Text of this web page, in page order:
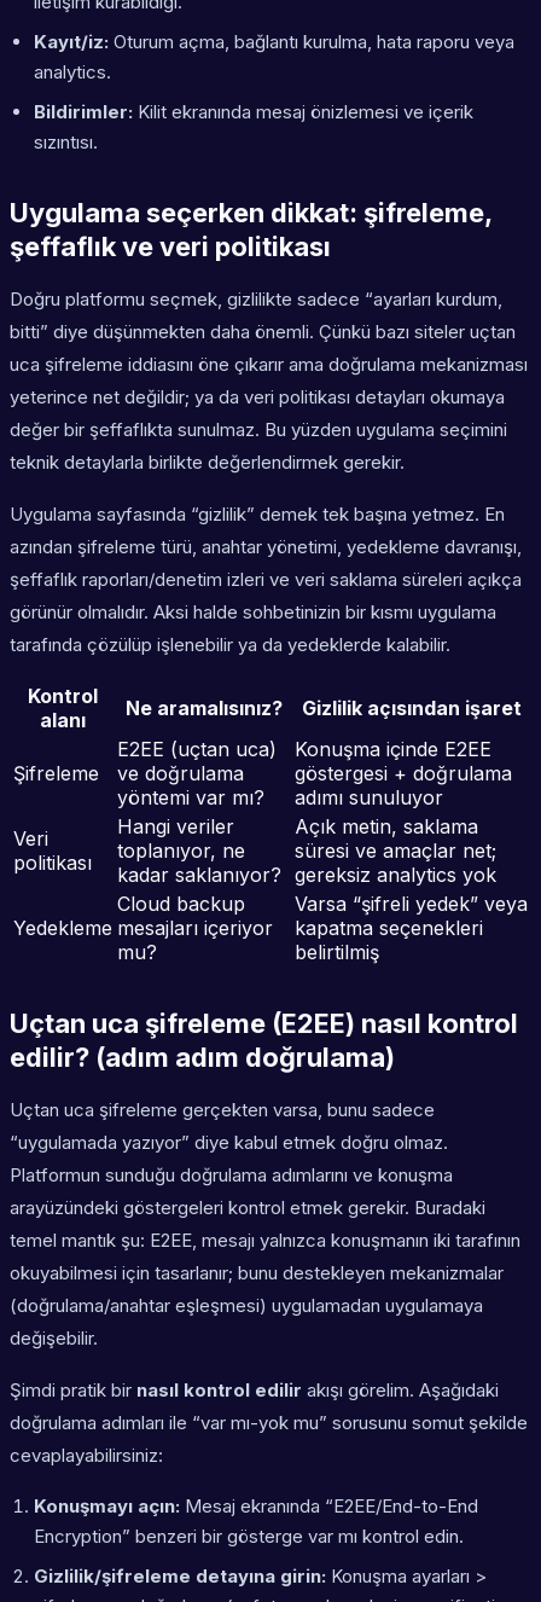
Kayıt/iz: Oturum açma, bağlantı kurulma, hata raporu veya
analytics.
Bildirimler: Kilit ekranında mesaj önizlemesi ve içerik
sızıntısı.
Uygulama seçerken dikkat: şifreleme,
şeffaflık ve veri politikası
Doğru platformu seçmek, gizlilikte sadece “ayarları kurdum,
bitti” diye düşünmekten daha önemli. Çünkü bazı siteler uçtan
uca şifreleme iddiasını öne çıkarır ama doğrulama mekanizması
yeterince net değildir; ya da veri politikası detayları okumaya
değer bir şeffaflıkta sunulmaz. Bu yüzden uygulama seçimini
teknik detaylarla birlikte değerlendirmek gerekir.
Uygulama sayfasında “gizlilik” demek tek başına yetmez. En
azından şifreleme türü, anahtar yönetimi, yedekleme davranışı,
şeffaflık raporları/denetim izleri ve veri saklama süreleri açıkça
görünür olmalıdır. Aksi halde sohbetinizin bir kısmı uygulama
tarafında çözülüp işlenebilir ya da yedeklerde kalabilir.
Kontrol
alanı
Ne aramalısınız? Gizlilik açısından işaret
Şifreleme
E2EE (uçtan uca)
ve doğrulama
yöntemi var mı?
Konuşma içinde E2EE
göstergesi + doğrulama
adımı sunuluyor
Veri
politikası
Hangi veriler
toplanıyor, ne
kadar saklanıyor?
Açık metin, saklama
süresi ve amaçlar net;
gereksiz analytics yok
Yedekleme
Cloud backup
mesajları içeriyor
mu?
Varsa “şifreli yedek” veya
kapatma seçenekleri
belirtilmiş
Uçtan uca şifreleme (E2EE) nasıl kontrol
edilir? (adım adım doğrulama)
Uçtan uca şifreleme gerçekten varsa, bunu sadece
“uygulamada yazıyor” diye kabul etmek doğru olmaz.
Platformun sunduğu doğrulama adımlarını ve konuşma
arayüzündeki göstergeleri kontrol etmek gerekir. Buradaki
temel mantık şu: E2EE, mesajı yalnızca konuşmanın iki tarafının
okuyabilmesi için tasarlanır; bunu destekleyen mekanizmalar
(doğrulama/anahtar eşleşmesi) uygulamadan uygulamaya
değişebilir.
Şimdi pratik bir nasıl kontrol edilir akışı görelim. Aşağıdaki
doğrulama adımları ile “var mı-yok mu” sorusunu somut şekilde
cevaplayabilirsiniz:
Konuşmayı açın: Mesaj ekranında “E2EE/End-to-End
Encryption” benzeri bir gösterge var mı kontrol edin.
Gizlilik/şifreleme detayına girin: Konuşma ayarları >